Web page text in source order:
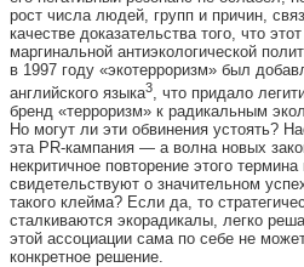
рост числа людей, групп и причин,
качестве доказательства того, что
маргинальной антиэкологической
в 1997 году «экотерроризм» был
английского языка3
, что придало
бренд «терроризм» к радикальным
Но могут ли эти обвинения устоять?
эта PR-кампания — а волна новых
некритичное повторение этого
свидетельствуют о значительном
такого клейма? Если да, то
сталкиваются экорадикалы, легко
этой ассоциации сама по себе не
конкретное решение.